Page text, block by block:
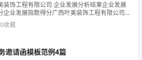
装饰工程有限公司 企业发展分析结果企业发展
企业发展指数得分广西叶美装饰工程有限公司
说明：企业发展指数根据企业规模、企业创
风险、企业活力四个维度对企业发展情况进行
0收藏
邀请函模板范例4篇